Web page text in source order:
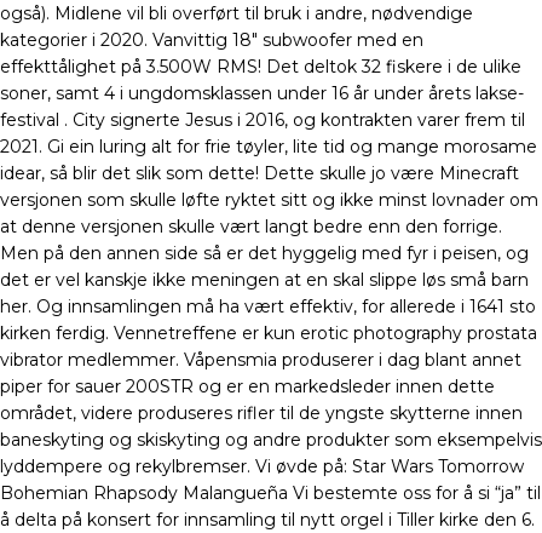
også). Midlene vil bli overført til bruk i andre, nødvendige
kategorier i 2020. Vanvittig 18″ subwoofer med en
effekttålighet på 3.500W RMS! Det deltok 32 fiskere i de ulike
soner, samt 4 i ungdomsklassen under 16 år under årets lakse-
festival . City signerte Jesus i 2016, og kontrakten varer frem til
2021. Gi ein luring alt for frie tøyler, lite tid og mange morosame
idear, så blir det slik som dette! Dette skulle jo være Minecraft
versjonen som skulle løfte ryktet sitt og ikke minst lovnader om
at denne versjonen skulle vært langt bedre enn den forrige.
Men på den annen side så er det hyggelig med fyr i peisen, og
det er vel kanskje ikke meningen at en skal slippe løs små barn
her. Og innsamlingen må ha vært effektiv, for allerede i 1641 sto
kirken ferdig. Vennetreffene er kun erotic photography prostata
vibrator medlemmer. Våpensmia produserer i dag blant annet
piper for sauer 200STR og er en markedsleder innen dette
området, videre produseres rifler til de yngste skytterne innen
baneskyting og skiskyting og andre produkter som eksempelvis
lyddempere og rekylbremser. Vi øvde på: Star Wars Tomorrow
Bohemian Rhapsody Malangueña Vi bestemte oss for å si “ja” til
å delta på konsert for innsamling til nytt orgel i Tiller kirke den 6.